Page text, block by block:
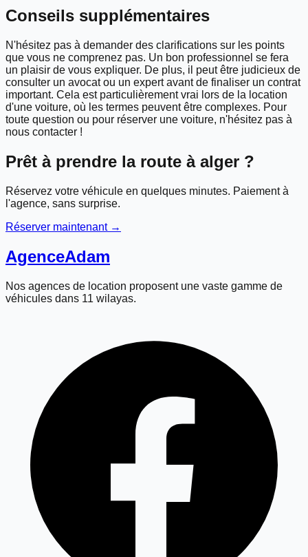
Conseils supplémentaires
N'hésitez pas à demander des clarifications sur les points
que vous ne comprenez pas. Un bon professionnel se fera
un plaisir de vous expliquer. De plus, il peut être judicieux de
consulter un avocat ou un expert avant de finaliser un contrat
important. Cela est particulièrement vrai lors de la location
d'une voiture, où les termes peuvent être complexes. Pour
toute question ou pour réserver une voiture, n'hésitez pas à
nous contacter !
Prêt à prendre la route à alger ?
Réservez votre véhicule en quelques minutes. Paiement à
l'agence, sans surprise.
Réserver maintenant →
AgenceAdam
Nos agences de location proposent une vaste gamme de
véhicules dans 11 wilayas.